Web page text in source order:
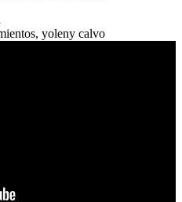
yoleny calvo